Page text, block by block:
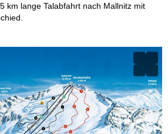
km lange Talabfahrt nach Mallnitz mit